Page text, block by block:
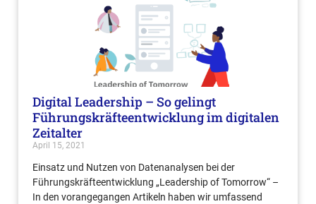
Digital Leadership – So gelingt
Führungskräfteentwicklung im digitalen
Zeitalter
April 15, 2021
Einsatz und Nutzen von Datenanalysen bei der
Führungskräfteentwicklung „Leadership of Tomorrow“ –
In den vorangegangen Artikeln haben wir umfassend